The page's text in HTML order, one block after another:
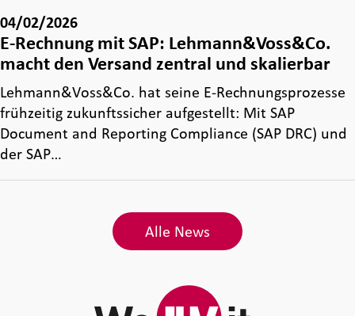
04/02/2026
E-Rechnung mit SAP: Lehmann&Voss&Co.
macht den Versand zentral und skalierbar
Lehmann&Voss&Co. hat seine E‑Rechnungsprozesse
frühzeitig zukunftssicher aufgestellt: Mit SAP
Document and Reporting Compliance (SAP DRC) und
der SAP…
Alle News